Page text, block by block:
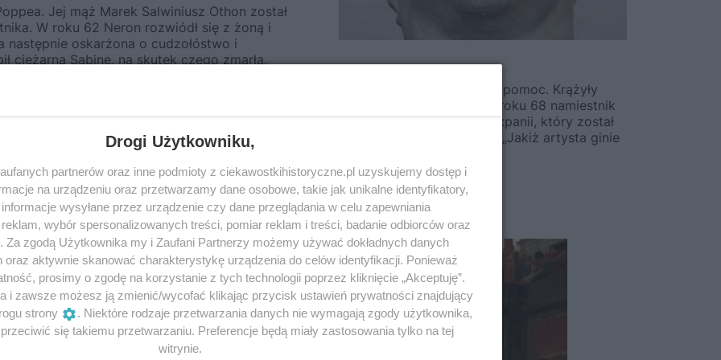
Jej mąż Marek Salwiniusz Othon został
W roku 62 Neron rozwiódł się z żoną i
następnie oskarżona o cudzołóstwo i
ciężarną Sabinę, na skutek czego zmarła.
część Rzymu. Przebywający w Ancjum Neron przybył, by zorganizować pomoc. Krążyły
winnych wskazano zatem chrześcijan, których wielu zginęło w cyrku cesarza. W roku 68 namiestnik
wymierzone w Nerona powstanie. Dołączył do niego Galba, namiestnik Hiszpanii, który został
za wroga publicznego, 9 czerwca popełnił samobójstwo wypowiadając słowa „Jakiż artysta ginie
STAROŻYTNOŚĆ
Drogi Użytkowniku,
partnerów oraz inne podmioty z ciekawostkihistoryczne.pl uzyskujemy dostęp i
na urządzeniu oraz przetwarzamy dane osobowe, takie jak unikalne identyfikatory,
wysyłane przez urządzenie czy dane przeglądania w celu zapewniania
wybór spersonalizowanych treści, pomiar reklam i treści, badanie odbiorców oraz
Za zgodą Użytkownika my i Zaufani Partnerzy możemy używać dokładnych danych
oraz aktywnie skanować charakterystykę urządzenia do celów identyfikacji. Ponieważ
prosimy o zgodę na korzystanie z tych technologii poprzez kliknięcie „Akceptuję”.
i zawsze możesz ją zmienić/wycofać klikając przycisk ustawień prywatności znajdujący
strony
. Niektóre rodzaje przetwarzania danych nie wymagają zgody użytkownika,
się takiemu przetwarzaniu. Preferencje będą miały zastosowania tylko na tej
witrynie.